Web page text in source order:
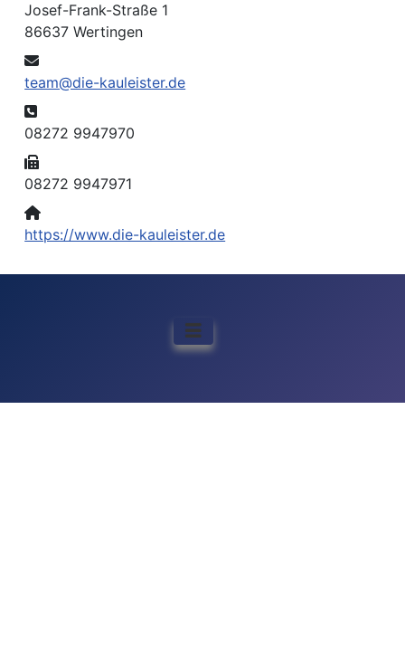
Josef-Frank-Straße 1
86637 Wertingen
E-Mail:
team@die-kauleister.de
Telefon:
08272 9947970
Fax:
08272 9947971
Website:
https://www.die-kauleister.de